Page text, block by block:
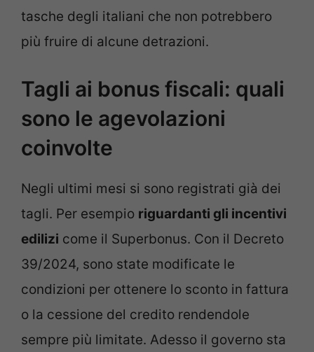
tasche degli italiani che non potrebbero
più fruire di alcune detrazioni.
Tagli ai bonus fiscali: quali
sono le agevolazioni
coinvolte
Negli ultimi mesi si sono registrati già dei
tagli. Per esempio riguardanti gli incentivi
edilizi come il Superbonus. Con il Decreto
39/2024, sono state modificate le
condizioni per ottenere lo sconto in fattura
o la cessione del credito rendendole
sempre più limitate. Adesso il governo sta